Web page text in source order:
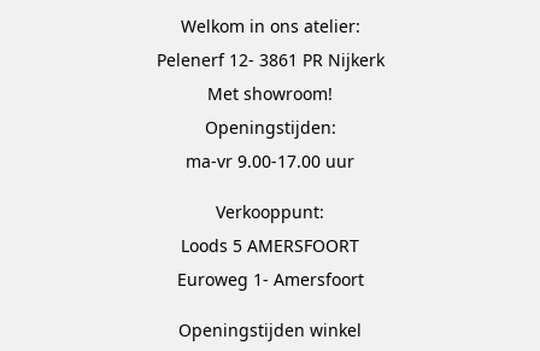
Welkom in ons atelier:
Pelenerf 12- 3861 PR Nijkerk
Met showroom!
Openingstijden:
ma-vr 9.00-17.00 uur
Verkooppunt:
Loods 5 AMERSFOORT
Euroweg 1- Amersfoort
Openingstijden winkel